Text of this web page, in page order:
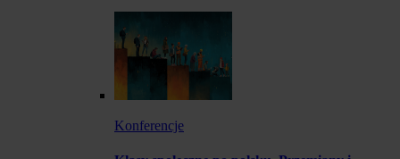
Konferencje